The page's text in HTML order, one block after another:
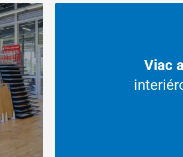
nakupovať u nás?
9 rokov skúseností
s
podlahami, dverami
a príslušenstvom.